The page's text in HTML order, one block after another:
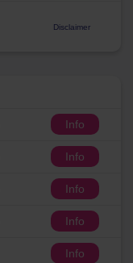
Disclaimer
Info
Info
Info
Info
Info